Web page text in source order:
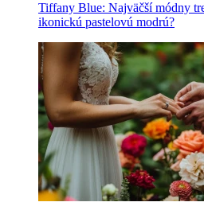
Tiffany Blue: Najväčší módny
ikonickú pastelovú modrú?